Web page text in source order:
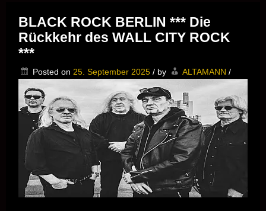
BLACK ROCK BERLIN *** Die
Rückkehr des WALL CITY ROCK
***
Posted on 25. September 2025 / by ALTAMANN /